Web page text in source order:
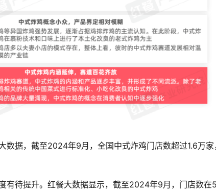
数据，截至2024年9月，全国中式炸鸡门店数超过1.6万家
有待提升。红餐大数据显示，截至2024年9月，门店数在